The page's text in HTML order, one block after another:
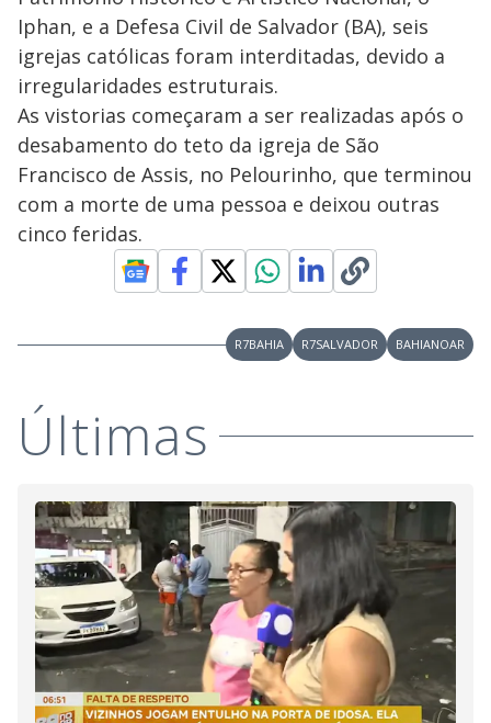
Iphan, e a Defesa Civil de Salvador (BA), seis
igrejas católicas foram interditadas, devido a
irregularidades estruturais.
As vistorias começaram a ser realizadas após o
desabamento do teto da igreja de São
Francisco de Assis, no Pelourinho, que terminou
com a morte de uma pessoa e deixou outras
cinco feridas.
R7BAHIA R7SALVADOR BAHIANOAR
Últimas